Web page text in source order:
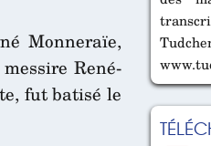
Monneraïe,
René-
fut batisé le